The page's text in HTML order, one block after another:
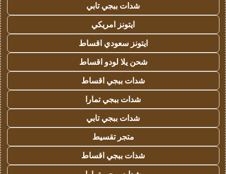
شدات ببجي تابي
ايتونز امريكي
ايتونز سعودي اقساط
شحن يلا لودو اقساط
شدات ببجي اقساط
شدات ببجي تمارا
شدات ببجي تابي
متجر تقسيط
شدات ببجي اقساط